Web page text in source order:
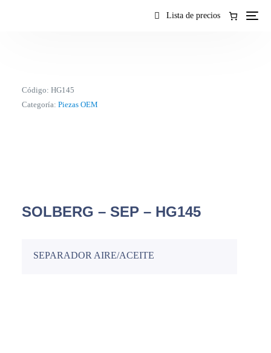
Lista de precios
Código:HG145
Categoría:Piezas OEM
SOLBERG – SEP – HG145
SEPARADOR AIRE/ACEITE
ES